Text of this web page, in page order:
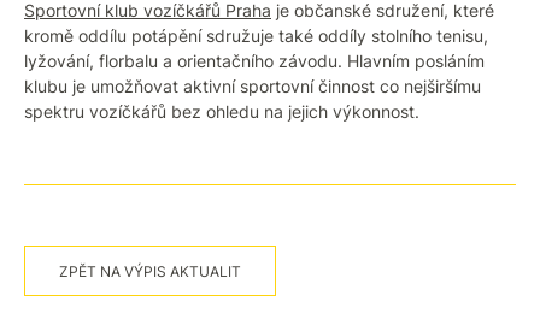
Sportovní klub vozíčkářů Praha je občanské sdružení, které
kromě oddílu potápění sdružuje také oddíly stolního tenisu,
lyžování, florbalu a orientačního závodu. Hlavním posláním
klubu je umožňovat aktivní sportovní činnost co nejširšímu
spektru vozíčkářů bez ohledu na jejich výkonnost.
ZPĚT NA VÝPIS AKTUALIT